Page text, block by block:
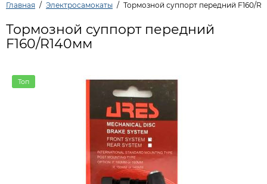
Главная Электросамокаты Тормозной суппорт передний F160/
Тормозной суппорт передний
F160/R140мм
Топ